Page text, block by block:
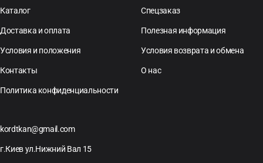
Каталог Спецзаказ
Доставка и оплата Полезная информация
Условия и положения Условия возврата и обмена
Контакты О нас
Политика конфиденциальности
kordtkan@gmail.com
г.Киев ул.Нижний Вал 15